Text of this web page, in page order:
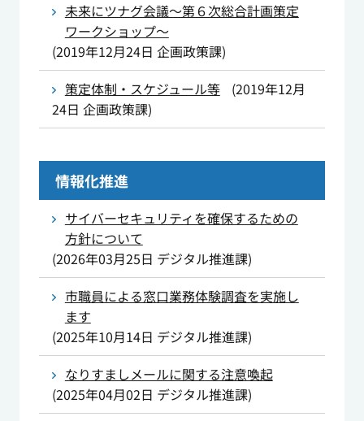
未来にツナグ会議～第６次総合計画策定
ワークショップ～
(2019年12月24日 企画政策課)
策定体制・スケジュール等
(2019年12月
24日 企画政策課)
情報化推進
サイバーセキュリティを確保するための
方針について
(2026年03月25日 デジタル推進課)
市職員による窓口業務体験調査を実施し
ます
(2025年10月14日 デジタル推進課)
なりすましメールに関する注意喚起
(2025年04月02日 デジタル推進課)